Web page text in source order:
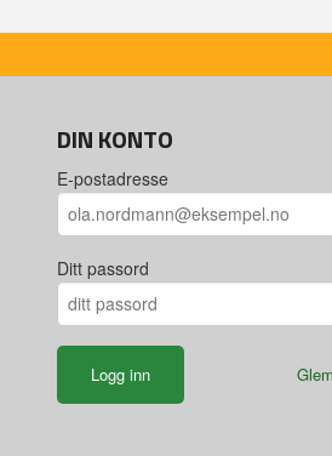
DIN KONTO
E-postadresse
Ditt passord